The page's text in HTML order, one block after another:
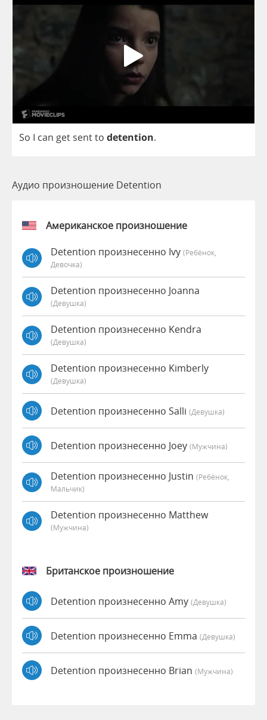
So I can get sentto detention.
Аудио произношение Detention
Американское произношение
Detention произнесенно Ivy (Ребёнок,
Девочка)
Detention произнесенно Joanna
(девушка)
Detention произнесенно Kendra
(девушка)
Detention произнесенно Kimberly
(девушка)
Detention произнесенно Salli (девушка)
Detention произнесенно Joey (мужчина)
Detention произнесенно Justin (Ребёнок,
Мальчик)
Detention произнесенно Matthew
(мужчина)
Британское произношение
Detention произнесенно Amy (девушка)
Detention произнесенно Emma (девушка)
Detention произнесенно Brian (мужчина)